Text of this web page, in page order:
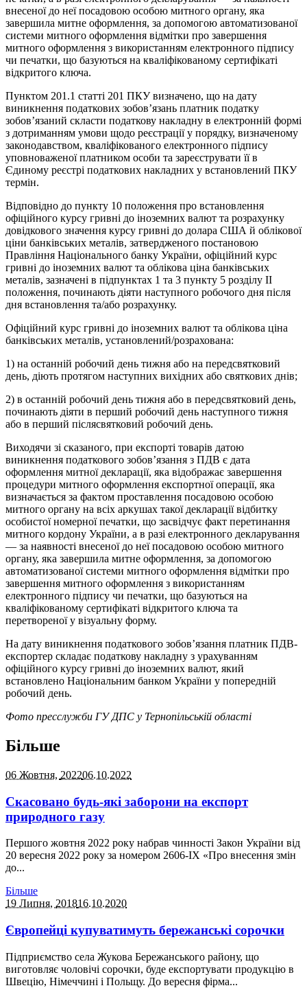
внесеної до неї посадовою особою митного органу, яка
завершила митне оформлення, за допомогою автоматизованої
системи митного оформлення відмітки про завершення
митного оформлення з використанням електронного підпису
чи печатки, що базуються на кваліфікованому сертифікаті
відкритого ключа.
Пунктом 201.1 статті 201 ПКУ визначено, що на дату
виникнення податкових зобов’язань платник податку
зобов’язаний скласти податкову накладну в електронній формі
з дотриманням умови щодо реєстрації у порядку, визначеному
законодавством, кваліфікованого електронного підпису
уповноваженої платником особи та зареєструвати її в
Єдиному реєстрі податкових накладних у встановлений ПКУ
термін.
Відповідно до пункту 10 положення про встановлення
офіційного курсу гривні до іноземних валют та розрахунку
довідкового значення курсу гривні до долара США й облікової
ціни банківських металів, затвердженого постановою
Правління Національного банку України, офіційний курс
гривні до іноземних валют та облікова ціна банківських
металів, зазначені в підпунктах 1 та 3 пункту 5 розділу II
положення, починають діяти наступного робочого дня після
дня встановлення та/або розрахунку.
Офіційний курс гривні до іноземних валют та облікова ціна
банківських металів, установлений/розрахована:
1) на останній робочий день тижня або на передсвятковий
день, діють протягом наступних вихідних або святкових днів;
2) в останній робочий день тижня або в передсвятковий день,
починають діяти в перший робочий день наступного тижня
або в перший післясвятковий робочий день.
Виходячи зі сказаного, при експорті товарів датою
виникнення податкового зобов’язання з ПДВ є дата
оформлення митної декларації, яка відображає завершення
процедури митного оформлення експортної операції, яка
визначається за фактом проставлення посадовою особою
митного органу на всіх аркушах такої декларації відбитку
особистої номерної печатки, що засвідчує факт перетинання
митного кордону України, а в разі електронного декларування
— за наявності внесеної до неї посадовою особою митного
органу, яка завершила митне оформлення, за допомогою
автоматизованої системи митного оформлення відмітки про
завершення митного оформлення з використанням
електронного підпису чи печатки, що базуються на
кваліфікованому сертифікаті відкритого ключа та
перетвореної у візуальну форму.
На дату виникнення податкового зобов’язання платник ПДВ-
експортер складає податкову накладну з урахуванням
офіційного курсу гривні до іноземних валют, який
встановлено Національним банком України у попередній
робочий день.
Фото пресслужби ГУ ДПС у Тернопільській області
Більше
06 Жовтня, 202206.10.2022
Скасовано будь-які заборони на експорт
природного газу
Першого жовтня 2022 року набрав чинності Закон України від
20 вересня 2022 року за номером 2606-IX «Про внесення змін
до...
Більше
19 Липня, 201816.10.2020
Європейці купуватимуть бережанські сорочки
Підприємство села Жукова Бережанського району, що
виготовляє чоловічі сорочки, буде експортувати продукцію в
Швецію, Німеччині і Польщу. До вересня фірма...